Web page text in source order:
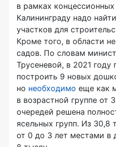
в рамках
Калининграду надо
участков для
Кроме того, в области
садов. По словам
Трусеневой, в 2021 году
построить 9 новых
но необходимо еще как
в возрастной группе от
очередей решена
ясельных групп. Из 30,8
от 0 до 3 лет местами в